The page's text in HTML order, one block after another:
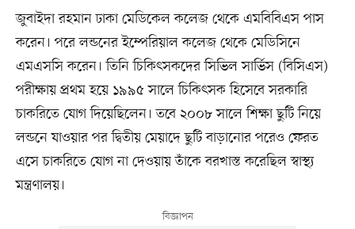
জুবাইদা রহমান ঢাকা মেডিকেল কলেজ থেকে এমবিবিএস পাস
করেন। পরে লন্ডনের ইম্পেরিয়াল কলেজ থেকে মেডিসিনে
এমএসসি করেন। তিনি চিকিৎসকদের সিভিল সার্ভিস (বিসিএস)
পরীক্ষায় প্রথম হয়ে ১৯৯৫ সালে চিকিৎসক হিসেবে সরকারি
চাকরিতে যোগ দিয়েছিলেন। তবে ২০০৮ সালে শিক্ষা ছুটি নিয়ে
লন্ডনে যাওয়ার পর দ্বিতীয় মেয়াদে ছুটি বাড়ানোর পরেও ফেরত
এসে চাকরিতে যোগ না দেওয়ায় তাঁকে বরখাস্ত করেছিল স্বাস্থ্য
মন্ত্রণালয়।